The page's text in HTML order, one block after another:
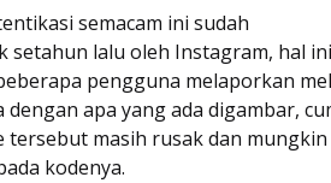
semacam ini sudah
setahun lalu oleh Instagram, hal ini
pengguna melaporkan
dengan apa yang ada digambar,
tersebut masih rusak dan mungkin
kodenya.